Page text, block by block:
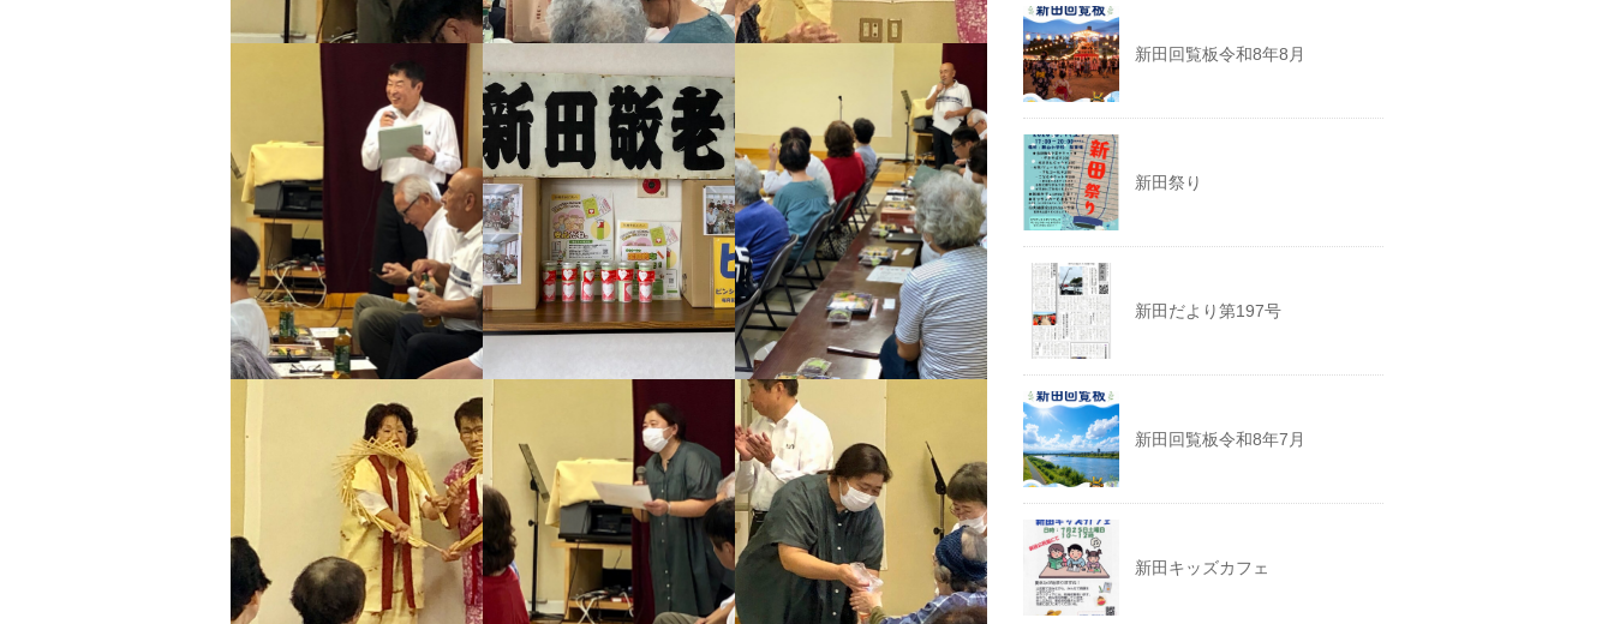
新田回覧板令和8年8月
新田祭り
新田だより第197号
新田回覧板令和8年7月
新田キッズカフェ